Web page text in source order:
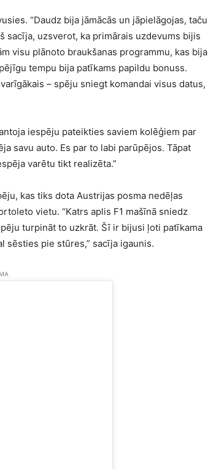
“Daudz bija jāmācās un jāpielāgojas, taču
sacīja, uzsverot, ka primārais uzdevums bijis
visu plānoto braukšanas programmu, kas bija
tempu bija patīkams papildu bonuss.
– spēju sniegt komandai visus datus,
iespēju pateikties saviem kolēģiem par
savu auto. Es par to labi parūpējos. Tāpat
varētu tikt realizēta.”
kas tiks dota Austrijas posma nedēļas
vietu. “Katrs aplis F1 mašīnā sniedz
turpināt to uzkrāt. Šī ir bijusi ļoti patīkama
sēsties pie stūres,” sacīja igaunis.